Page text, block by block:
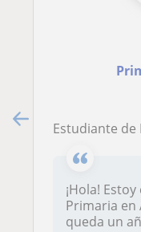
Estudiante de Educación
¡Hola!
Primaria en
queda un